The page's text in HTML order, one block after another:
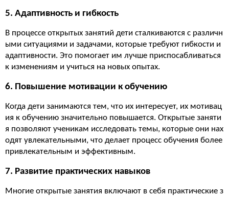
5. Адаптивность и гибкость
В процессе открытых занятий дети сталкиваются с различн
ыми ситуациями и задачами, которые требуют гибкости и
адаптивности. Это помогает им лучше приспосабливаться
к изменениям и учиться на новых опытах.
6. Повышение мотивации к обучению
Когда дети занимаются тем, что их интересует, их мотивац
ия к обучению значительно повышается. Открытые заняти
я позволяют ученикам исследовать темы, которые они нах
одят увлекательными, что делает процесс обучения более
привлекательным и эффективным.
7. Развитие практических навыков
Многие открытые занятия включают в себя практические з